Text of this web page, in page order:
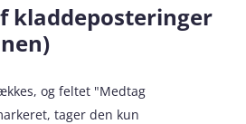
kladdeposteringer
og feltet "Medtag
tager den kun